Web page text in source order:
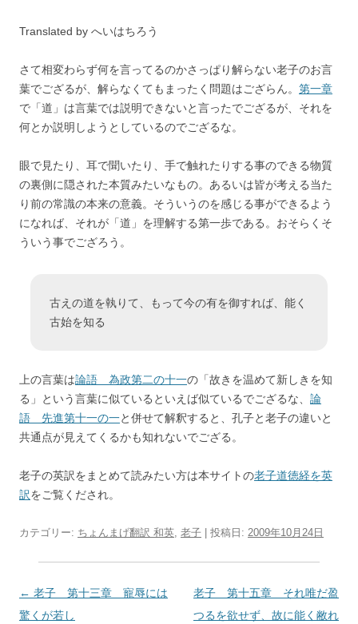
Translated by へいはちろう
さて相変わらず何を言ってるのかさっぱり解らない老子のお言
葉でござるが、解らなくてもまったく問題はござらん。 第一章
で「道」は言葉では説明できないと言ったでござるが、それを
何とか説明しようとしているのでござるな。
眼で見たり、耳で聞いたり、手で触れたりする事のできる物質
の裏側に隠された本質みたいなもの。あるいは皆が考える当た
り前の常識の本来の意義。そういうのを感じる事ができるよう
になれば、それが「道」を理解する第一歩である。おそらくそ
ういう事でござろう。
古えの道を執りて、もって今の有を御すれば、能く
古始を知る
上の言葉は論語 為政第二の十一の「故きを温めて新しきを知
る」という言葉に似ているといえば似ているでござるな、 論
語 先進第十一の一と併せて解釈すると、孔子と老子の違いと
共通点が見えてくるかも知れないでござる。
老子の英訳をまとめて読みたい方は本サイトの老子道徳経を英
訳をご覧くだされ。
カテゴリー: ちょんまげ翻訳 和英, 老子 | 投稿日: 2009年10月24日
投
稿
← 老子 第十三章 寵辱には
驚くが若し
老子 第十五章 それ唯だ盈
つるを欲せず、故に能く敝れ